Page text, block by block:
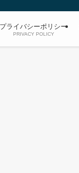
プライバシーポリシー
PRIVACY POLICY